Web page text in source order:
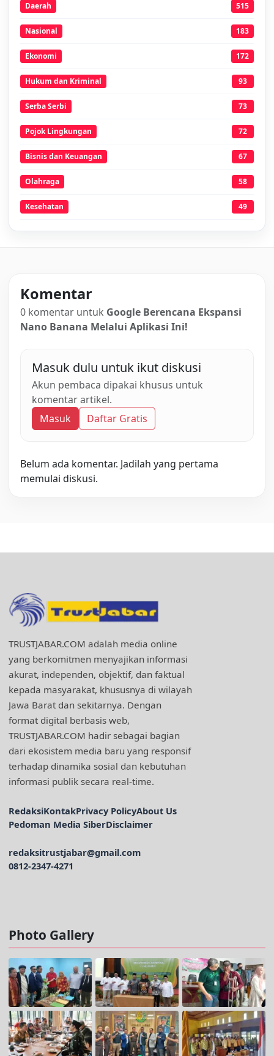
Daerah 515
Nasional 183
Ekonomi 172
Hukum dan Kriminal 93
Serba Serbi 73
Pojok Lingkungan 72
Bisnis dan Keuangan 67
Olahraga 58
Kesehatan 49
Komentar
0 komentar untuk Google Berencana Ekspansi
Nano Banana Melalui Aplikasi Ini!
Masuk dulu untuk ikut diskusi
Akun pembaca dipakai khusus untuk
komentar artikel.
Masuk
Daftar Gratis
Belum ada komentar. Jadilah yang pertama
memulai diskusi.
TRUSTJABAR.COM adalah media online
yang berkomitmen menyajikan informasi
akurat, independen, objektif, dan faktual
kepada masyarakat, khususnya di wilayah
Jawa Barat dan sekitarnya. Dengan
format digital berbasis web,
TRUSTJABAR.COM hadir sebagai bagian
dari ekosistem media baru yang responsif
terhadap dinamika sosial dan kebutuhan
informasi publik secara real-time.
RedaksiKontakPrivacy PolicyAbout Us
Pedoman Media SiberDisclaimer
redaksitrustjabar@gmail.com
0812-2347-4271
Photo Gallery